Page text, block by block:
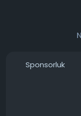
Sponsorluk